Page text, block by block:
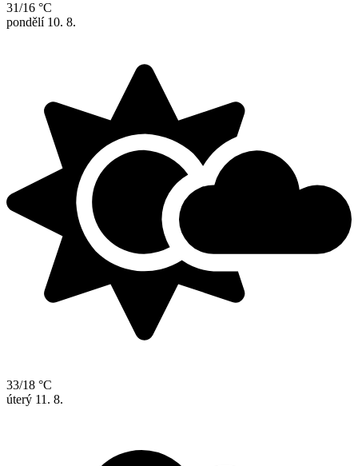
31/16 °C
pondělí 10. 8.
33/18 °C
úterý 11. 8.